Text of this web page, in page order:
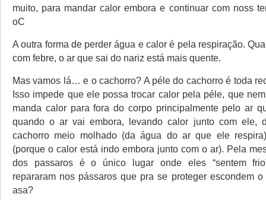
muito, para mandar calor embora e continuar com noss
oC
A outra forma de perder água e calor é pela respiração.
com febre, o ar que sai do nariz está mais quente.
Mas vamos lá… e o cachorro? A péle do cachorro é toda
Isso impede que ele possa trocar calor pela péle, que
manda calor para fora do corpo principalmente pelo ar
quando o ar vai embora, levando calor junto com ele,
cachorro meio molhado (da água do ar que ele
(porque o calor está indo embora junto com o ar). Pela
dos passaros é o único lugar onde eles “sentem
repararam nos pássaros que pra se proteger escondem
asa?